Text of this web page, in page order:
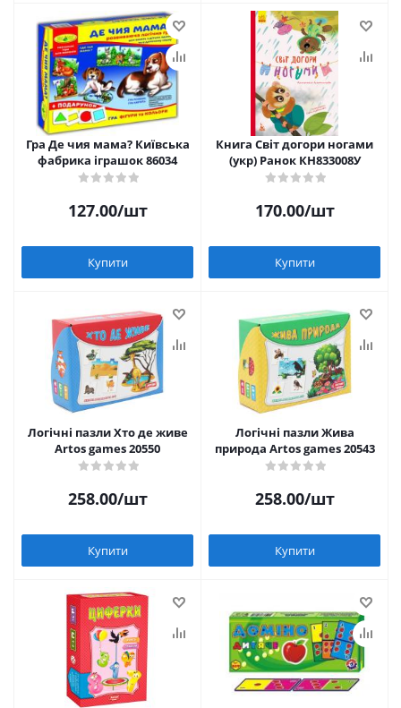
Гра Де чия мама? Київська
фабрика іграшок 86034
127.00/шт
Купити
Книга Світ догори ногами
(укр) Ранок КН833008У
170.00/шт
Купити
Логічні пазли Хто де живе
Artos games 20550
258.00/шт
Купити
Логічні пазли Жива
природа Artos games 20543
258.00/шт
Купити